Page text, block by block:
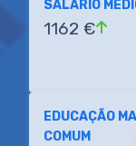
SALÁRIO
1162 €
EDUCAÇÃO
COMUM